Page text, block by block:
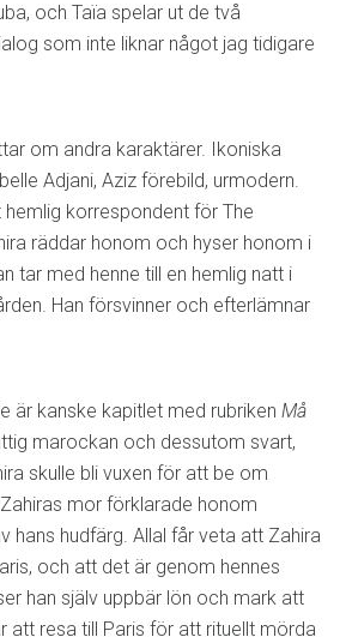
och Taïa spelar ut de två
som inte liknar något jag tidigare
om andra karaktärer. Ikoniska
Adjani, Aziz förebild, urmodern.
korrespondent för The
räddar honom och hyser honom i
tar med henne till en hemlig natt i
Han försvinner och efterlämnar
är kanske kapitlet med rubriken Må
marockan och dessutom svart,
skulle bli vuxen för att be om
mor förklarade honom
hans hudfärg. Allal får veta att Zahira
och att det är genom hennes
han själv uppbär lön och mark att
att resa till Paris för att rituellt mörda